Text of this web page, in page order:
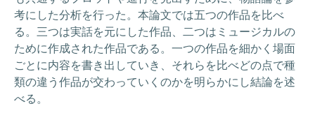
考にした分析を行った。本論文では五つの作品を比べ
る。三つは実話を元にした作品、二つはミュージカルの
ために作成された作品である。一つの作品を細かく場面
ごとに内容を書き出していき、それらを比べどの点で種
類の違う作品が交わっていくのかを明らかにし結論を述
べる。